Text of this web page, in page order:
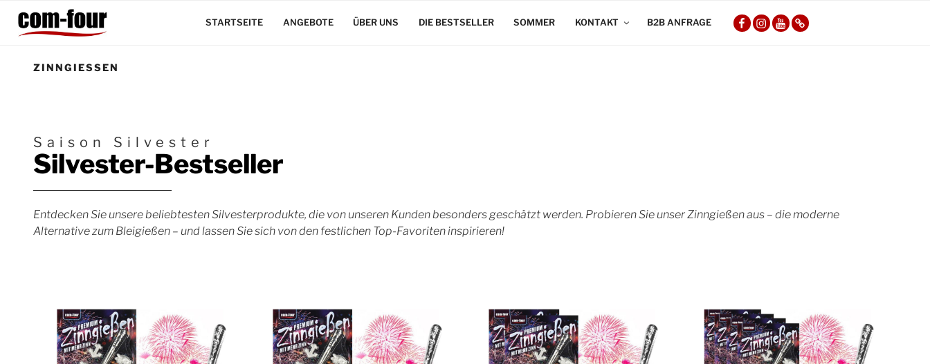
Inhalt
springen
STARTSEITE ANGEBOTE ÜBER UNS DIE BESTSELLER SOMMER KONTAKT B2B ANFRAGE
COM-COM-COM-COM-
ZINNGIESSEN
Saison Silvester
Silvester-Bestseller
Entdecken Sie unsere beliebtesten Silvesterprodukte, die von unseren Kunden besonders geschätzt werden. Probieren Sie unser Zinngießen aus – die moderne
Alternative zum Bleigießen – und lassen Sie sich von den festlichen Top-Favoriten inspirieren!